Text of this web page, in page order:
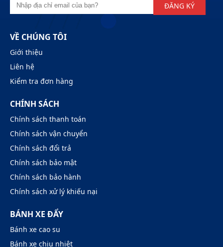
ĐĂNG KÝ
VỀ CHÚNG TÔI
Giới thiệu
Liên hệ
Kiểm tra đơn hàng
CHÍNH SÁCH
Chính sách thanh toán
Chính sách vận chuyển
Chính sách đổi trả
Chính sách bảo mật
Chính sách bảo hành
Chính sách xử lý khiếu nại
BÁNH XE ĐẨY
Bánh xe cao su
Bánh xe chịu nhiệt